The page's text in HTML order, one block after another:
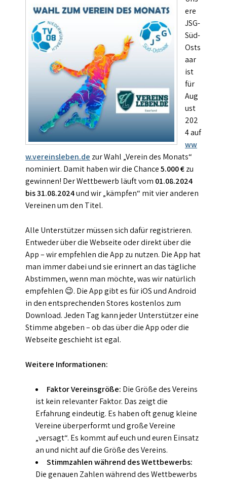
ere
JSG-
Süd-
Osts
aar
ist
für
Aug
ust
202
4 auf
ww
w.vereinsleben.de zur Wahl „Verein des Monats“
nominiert. Damit haben wir die Chance5.000 €zu
gewinnen! Der Wettbewerb läuft vom 01.08.2024
bis 31.08.2024und wir „kämpfen“ mit vier anderen
Vereinen um den Titel.
Alle Unterstützer müssen sich dafür registrieren.
Entweder über die Webseite oder direkt über die
App – wir empfehlen die App zu nutzen. Die App hat
man immer dabei und sie erinnert an das tägliche
Abstimmen, wenn man möchte, was wir natürlich
empfehlen 😉. Die App gibt es für iOS und Android
in den entsprechenden Stores kostenlos zum
Download. Jeden Tag kann jeder Unterstützer eine
Stimme abgeben – ob das über die App oder die
Webseite geschieht ist egal.
Weitere Informationen:
Faktor Vereinsgröße: Die Größe des Vereins
ist kein relevanter Faktor. Das zeigt die
Erfahrung eindeutig. Es haben oft genug kleine
Vereine überperformt und große Vereine
„versagt“. Es kommt auf euch und euren Einsatz
an und nicht auf die Größe des Vereins.
Stimmzahlen während des Wettbewerbs:
Die genauen Zahlen während des Wettbewerbs